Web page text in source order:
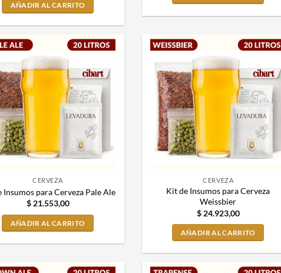
AÑADIR AL CARRITO
CERVEZA
Insumos para Cerveza Pale Ale
$21.553,00
AÑADIR AL CARRITO
CERVEZA
Kit de Insumos para Cerveza
Weissbier
$24.923,00
AÑADIR AL CARRITO